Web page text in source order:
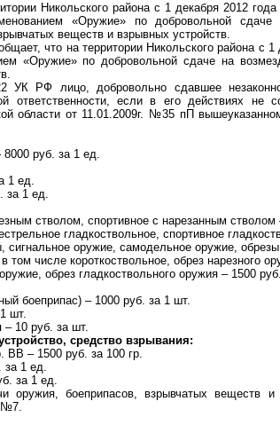
Никольского района с 1 декабря 2012
«Оружие» по добровольной
веществ и взрывных устройств.
что на территории Никольского района с
«Оружие» по добровольной сдаче на
УК РФ лицо, добровольно сдавшее
ответственности, если в его действиях не
области от 11.01.2009г. №35 пП
руб. за 1 ед.
1 ед.
за 1 ед.
стволом, спортивное с нарезанным стволом
гладкоствольное, спортивное
сигнальное оружие, самодельное оружие,
числе короткоствольное, обрез нарезного
обрез гладкоствольного оружия – 1500
боеприпас) – 1000 руб. за 1 шт.
шт.
– 10 руб. за шт.
средство взрывания:
ВВ – 1500 руб. за 100 гр.
за 1 ед.
за 1 ед.
оружия, боеприпасов, взрывчатых
№7.